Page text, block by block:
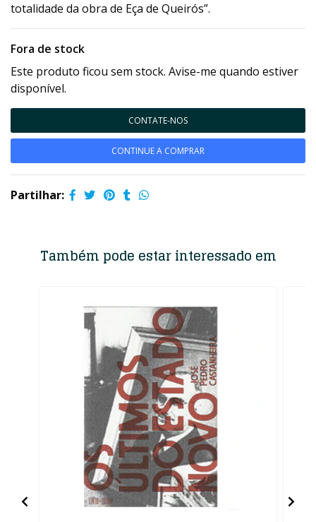
totalidade da obra de Eça de Queirós”.
Fora de stock
Este produto ficou sem stock. Avise-me quando estiver
disponível.
CONTATE-NOS
CONTINUE A COMPRAR
Partilhar:
Também pode estar interessado em